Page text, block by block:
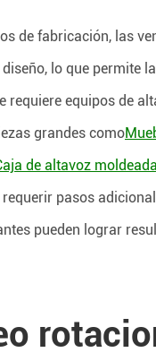
de fabricación, las
lo que permite
equipos de
grandes como
de altavoz moldeada
pasos
pueden lograr